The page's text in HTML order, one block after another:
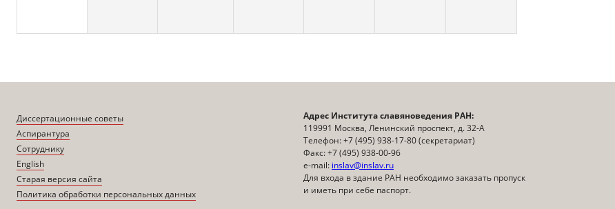
Диссертационные советы
Аспирантура
Сотруднику
English
Старая версия сайта
Политика обработки персональных данных
Адрес Института славяноведения РАН:
119991 Москва, Ленинский проспект, д. 32-А
Телефон: +7 (495) 938-17-80 (секретариат)
Факс: +7 (495) 938-00-96
e-mail: inslav@inslav.ru
Для входа в здание РАН необходимо заказать пропуск
и иметь при себе паспорт.